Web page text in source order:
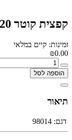
קפצית קוטר 1.20 מטר
זמינות: קיים במלאי
₪0.00
הוספה לסל
תיאור
דגם: 98014